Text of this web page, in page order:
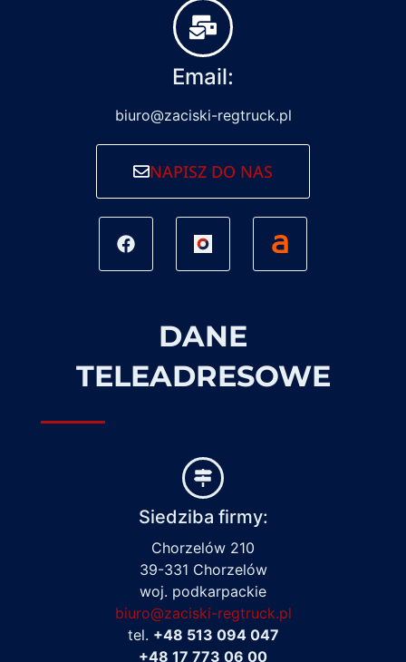
Email:
biuro@zaciski-regtruck.pl
NAPISZ DO NAS
DANE
TELEADRESOWE
Siedziba firmy:
Chorzelów 210
39-331 Chorzelów
woj. podkarpackie
biuro@zaciski-regtruck.pl
tel. +48 513 094 047
+48 17 773 06 00